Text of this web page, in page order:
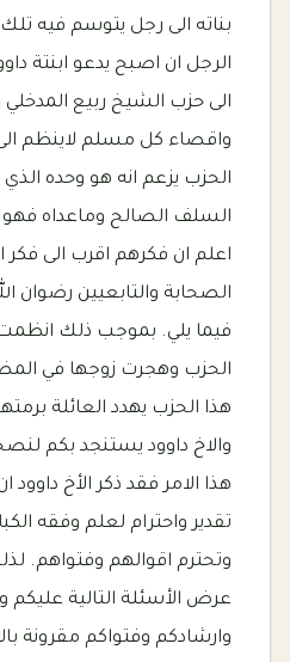
بناته الى رجل يتوسم فيه
الرجل ان اصبح يدعو ابنتة
الى حزب الشيخ ربيع المدخلي
واقصاء كل مسلم لاينظم
الحزب يزعم انه هو وحده
السلف الصالح وماعداه فهو
اعلم ان فكرهم اقرب الى فكر
الصحابة والتابعيين رضوان
فيما يلي. بموجب ذلك انظمت
الحزب وهجرت زوجها في
هذا الحزب يهدد العائلة
والاخ داوود يستنجد بكم
هذا الامر فقد ذكر الأخ داوود
تقدير واحترام لعلم وفقه
وتحترم اقوالهم وفتواهم.
عرض الأسئلة التالية
وارشادكم وفتواكم مقرونة